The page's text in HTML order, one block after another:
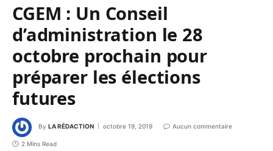
CGEM : Un Conseil
d’administration le 28
octobre prochain pour
préparer les élections
futures
By LA RÉDACTION octobre 19, 2019 Aucun commentaire
2 Mins Read